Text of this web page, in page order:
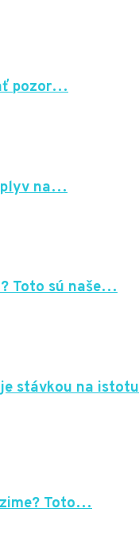
pozor…
na…
Toto sú naše…
stávkou na istotu
Toto…